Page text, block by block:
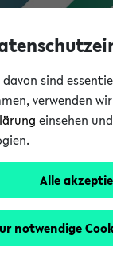
sind
verwenden
einsehen
Alle
notwendige